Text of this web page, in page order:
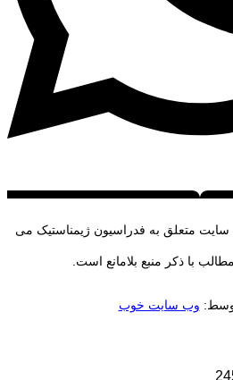
متعلق به فدراسیون ژیمناستیک می
با ذکر منبع بلامانع است.
وب سایت خوب